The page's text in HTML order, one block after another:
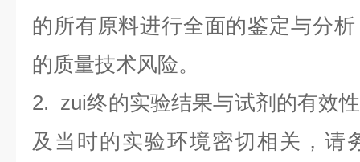
的所有原料进行全面的鉴定与分
的质量技术风险。
2. zui终的实验结果与试剂的有效
及当时的实验环境密切相关，请